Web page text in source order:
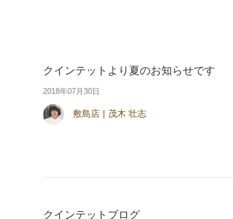
クインテットより夏のお知らせです
2018年07月30日
敷島店 茂木 壮志
クインテットブログ